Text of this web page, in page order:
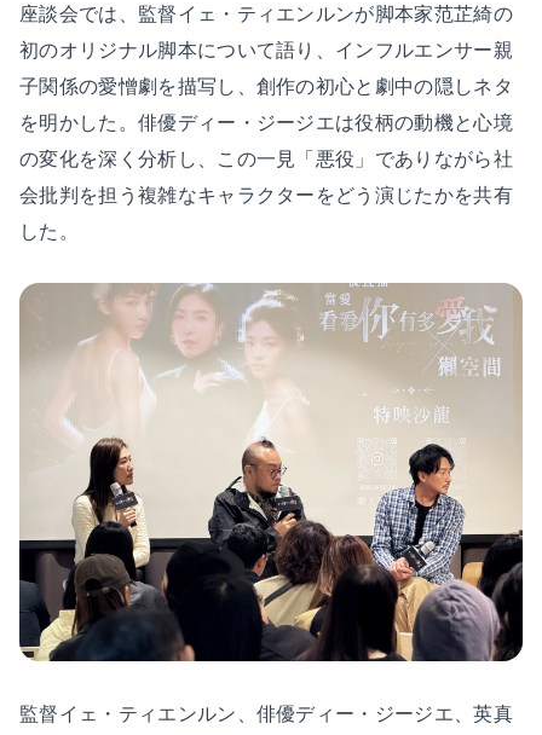
座談会では、監督イェ・ティエンルンが脚本家范芷綺の
初のオリジナル脚本について語り、インフルエンサー親
子関係の愛憎劇を描写し、創作の初心と劇中の隠しネタ
を明かした。俳優ディー・ジージエは役柄の動機と心境
の変化を深く分析し、この一見「悪役」でありながら社
会批判を担う複雑なキャラクターをどう演じたかを共有
した。
監督イェ・ティエンルン、俳優ディー・ジージエ、英真